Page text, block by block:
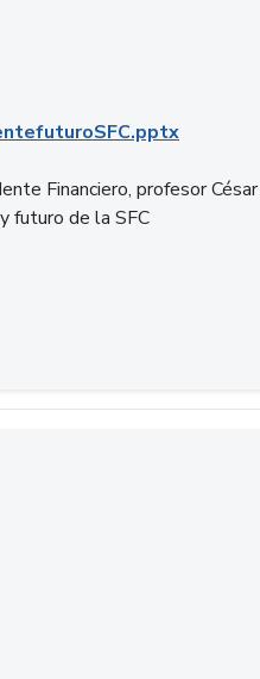
Financiero, profesor César
futuro de la SFC